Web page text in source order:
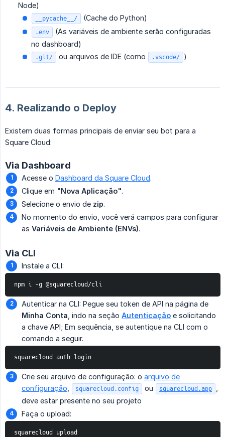
Node)
__pycache__/ (Cache do Python)
.env
(As variáveis de ambiente serão configuradas
no dashboard)
.git/ ou arquivos de IDE (como .vscode/ )
4. Realizando o Deploy
Existem duas formas principais de enviar seu bot para a
Square Cloud:
Via Dashboard
Acesse o Dashboard da Square Cloud.
Clique em "Nova Aplicação".
Selecione o envio de zip.
No momento do envio, você verá campos para configurar
as Variáveis de Ambiente (ENVs).
Via CLI
Instale a CLI:
npm i -g @squarecloud/cli
Autenticar na CLI: Pegue seu token de API na página de
Minha Conta , indo na seção Autenticação e solicitando
a chave API; Em sequência, se autentique na CLI com o
comando a seguir.
squarecloud auth login
Crie seu arquivo de configuração: o arquivo de
configuração
squarecloud.config ou squarecloud.app
deve estar presente no seu projeto
Faça o upload:
squarecloud upload